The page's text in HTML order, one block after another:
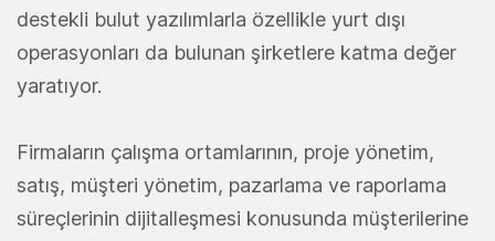
destekli bulut yazılımlarla özellikle yurt dışı
operasyonları da bulunan şirketlere katma değer
yaratıyor.
Firmaların çalışma ortamlarının, proje yönetim,
satış, müşteri yönetim, pazarlama ve raporlama
süreçlerinin dijitalleşmesi konusunda müşterilerine